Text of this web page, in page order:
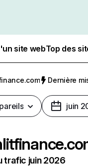
site webTop des
Dernière
juin
trafic juin 2026